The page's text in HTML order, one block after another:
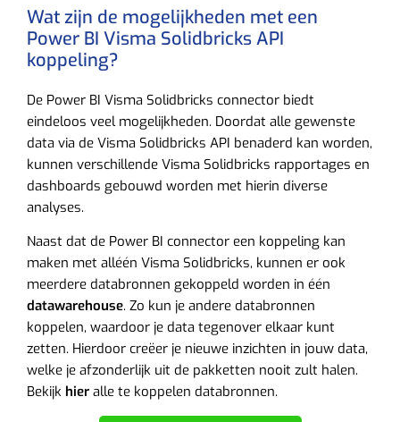
Wat zijn de mogelijkheden met een
Power BI Visma Solidbricks API
koppeling?
De Power BI Visma Solidbricks connector biedt
eindeloos veel mogelijkheden. Doordat alle gewenste
data via de Visma Solidbricks API benaderd kan worden,
kunnen verschillende Visma Solidbricks rapportages en
dashboards gebouwd worden met hierin diverse
analyses.
Naast dat de Power BI connector een koppeling kan
maken met alléén Visma Solidbricks, kunnen er ook
meerdere databronnen gekoppeld worden in één
datawarehouse. Zo kun je andere databronnen
koppelen, waardoor je data tegenover elkaar kunt
zetten. Hierdoor creëer je nieuwe inzichten in jouw data,
welke je afzonderlijk uit de pakketten nooit zult halen.
Bekijk hier alle te koppelen databronnen.